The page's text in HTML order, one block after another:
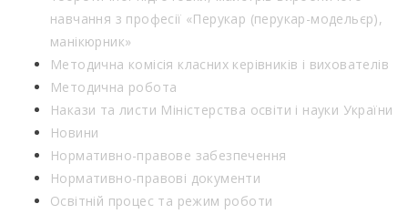
навчання з професії «Перукар (перукар-модельєр),
манікюрник»
Методична комісія класних керівників і вихователів
Методична робота
Накази та листи Міністерства освіти і науки України
Новини
Нормативно-правове забезпечення
Нормативно-правові документи
Освітній процес та режим роботи